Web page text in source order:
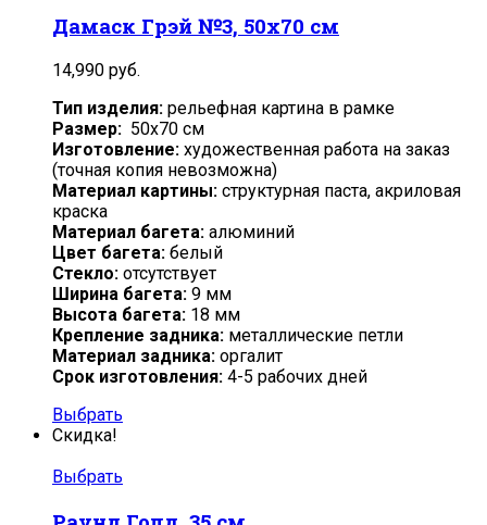
Дамаск Грэй №3, 50х70 см
14,990 руб.
Тип изделия: рельефная картина в рамке
Размер: 50х70 см
Изготовление: художественная работа на заказ
(точная копия невозможна)
Материал картины: структурная паста, акриловая
краска
Материал багета: алюминий
Цвет багета: белый
Стекло: отсутствует
Ширина багета: 9 мм
Высота багета: 18 мм
Крепление задника: металлические петли
Материал задника: оргалит
Срок изготовления: 4-5 рабочих дней
Выбрать
Скидка!
Выбрать